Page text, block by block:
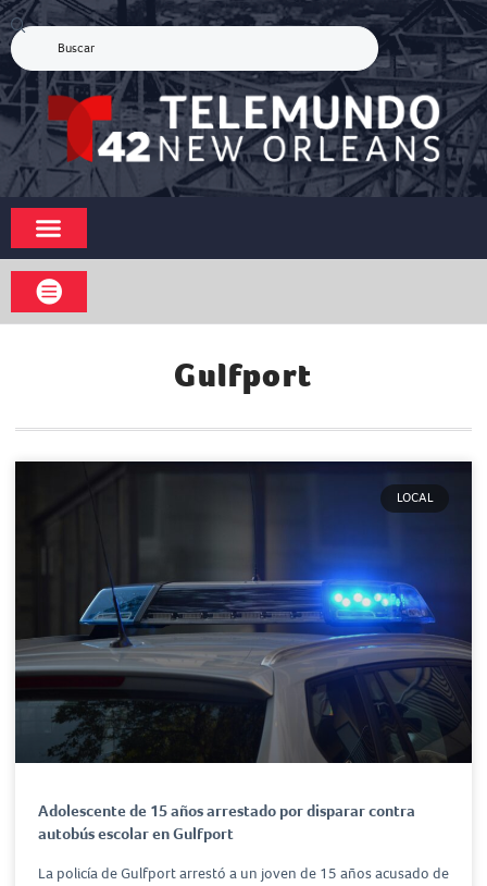
Gulfport
LOCAL
Adolescente de 15 años arrestado por disparar contra
autobús escolar en Gulfport
La policía de Gulfport arrestó a un joven de 15 años acusado de